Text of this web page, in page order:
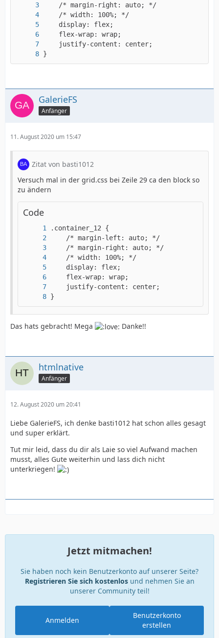
}
GalerieFS
Anfänger
11. August 2020 um 15:47
Zitat von basti1012
Versuch mal in der grid.css bei Zeile 29 ca den block so
zu ändern
Code
}
Das hats gebracht! Mega Danke!!
htmlnative
Anfänger
12. August 2020 um 20:41
Liebe GalerieFS, ich denke basti1012 hat schon alles gesagt
und super erklärt.
Tut mir leid, dass du dir als Laie so viel Aufwand machen
musst, alles Gute weiterhin und lass dich nicht
unterkriegen!
Jetzt mitmachen!
Sie haben noch kein Benutzerkonto auf unserer Seite?
Registrieren Sie sich kostenlosund nehmen Sie an
unserer Community teil!
Benutzerkonto
erstellen
Anmelden